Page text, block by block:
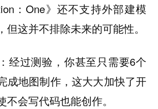
：One》还不支持外部建模
但这并不排除未来的可能性。
经过测验，你甚至只需要6个
成地图制作，这大大加快了开
不会写代码也能创作。